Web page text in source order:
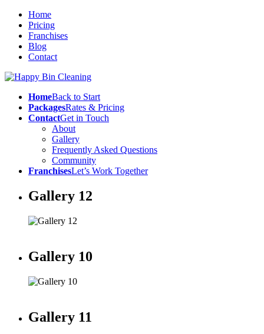
Home
Pricing
Franchises
Blog
Contact
HomeBack to Start
PackagesRates & Pricing
ContactGet in Touch
About
Gallery
Frequently Asked Questions
Community
FranchisesLet’s Work Together
Gallery 12
Gallery 10
Gallery 11